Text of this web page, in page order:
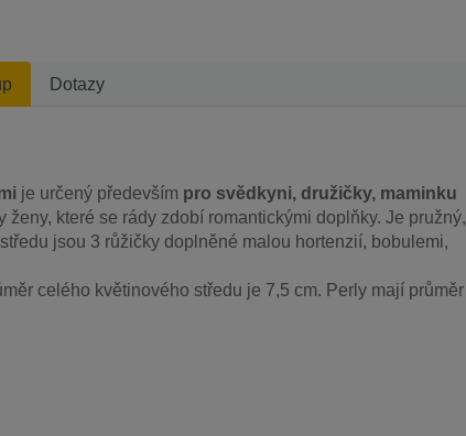
Dotazy
je určený především pro svědkyni, družičky, maminku
ženy, které se rády zdobí romantickými doplňky. Je pružný,
jsou 3 růžičky doplněné malou hortenzií, bobulemi,
celého květinového středu je 7,5 cm. Perly mají průměr